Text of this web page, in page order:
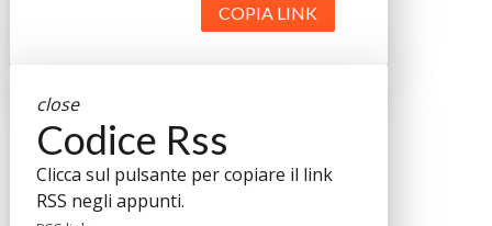
COPIA LINK
close
Codice Rss
Clicca sul pulsante per copiare il link
RSS negli appunti.